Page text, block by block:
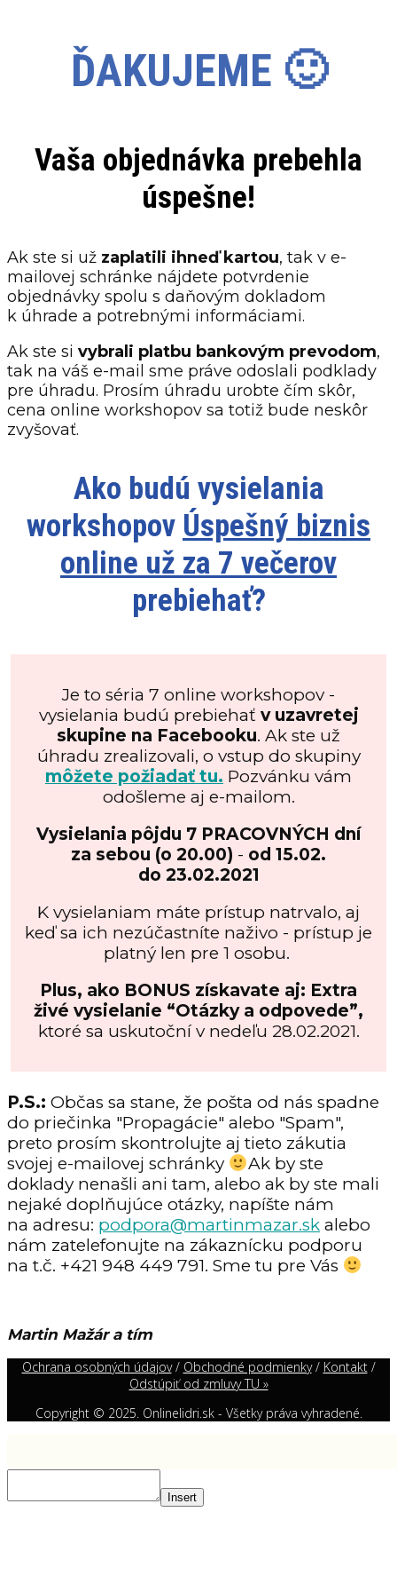
ĎAKUJEME 🙂
Vaša objednávka prebehla
úspešne!
Ak ste si už zaplatili ihneď kartou, tak v e-
mailovej schránke nájdete potvrdenie
objednávky spolu s daňovým dokladom
k úhrade a potrebnými informáciami.
Ak ste si vybrali platbu bankovým prevodom,
tak na váš e-mail sme práve odoslali podklady
pre úhradu. Prosím úhradu urobte čím skôr,
cena online workshopov sa totiž bude neskôr
zvyšovať.
Ako budú vysielania
workshopov Úspešný biznis
online už za 7 večerov
prebiehať?
Je to séria 7 online workshopov -
vysielania budú prebiehať v uzavretej
skupine na Facebooku. Ak ste už
úhradu zrealizovali, o vstup do skupiny
môžete požiadať tu. Pozvánku vám
odošleme aj e-mailom.
Vysielania pôjdu 7 PRACOVNÝCH dní
za sebou (o 20.00) - od 15.02.
do 23.02.2021
K vysielaniam máte prístup natrvalo, aj
keď sa ich nezúčastníte naživo - prístup je
platný len pre 1 osobu.
Plus, ako BONUS získavate aj: Extra
živé vysielanie “Otázky a odpovede”,
ktoré sa uskutočnív nedeľu 28.02.2021.
P.S.: Občas sa stane, že pošta od nás spadne
do priečinka "Propagácie" alebo "Spam",
preto prosím skontrolujte aj tieto zákutia
svojej e-mailovej schránky
Ak by ste
doklady nenašli ani tam, alebo ak by ste mali
nejaké doplňujúce otázky, napíšte nám
na adresu: podpora@martinmazar.sk alebo
nám zatelefonujte na zákaznícku podporu
na t.č. +421 948 449 791. Sme tu pre Vás
Martin Mažár a tím
Ochrana osobných údajov/ Obchodné podmienky/ Kontakt/
Odstúpiť od zmluvy TU »
Copyright © 2025. Onlinelidri.sk - Všetky práva vyhradené.
Insert